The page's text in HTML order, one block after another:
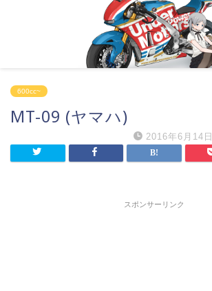
600cc~
MT-09 (ヤマハ)
2016年6月14日
スポンサーリンク